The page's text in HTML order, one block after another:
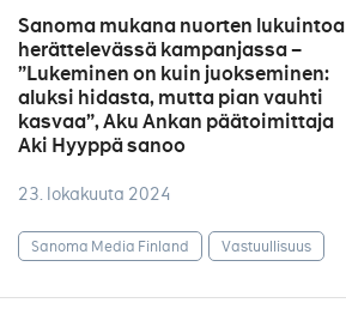
Sanoma mukana nuorten lukuintoa
herättelevässä kampanjassa –
”Lukeminen on kuin juokseminen:
aluksi hidasta, mutta pian vauhti
kasvaa”, Aku Ankan päätoimittaja
Aki Hyyppä sanoo
23. lokakuuta 2024
Sanoma Media Finland Vastuullisuus